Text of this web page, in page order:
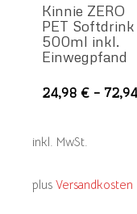
Kinnie ZERO
PET Softdrink
500ml inkl.
Einwegpfand
24,98€–
inkl. MwSt.
plus Versandkosten